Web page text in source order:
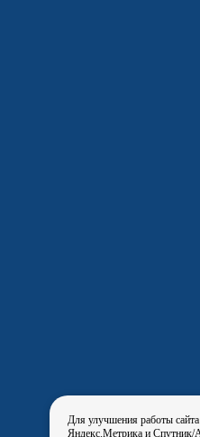
Для улучшения работы
Яндекс.Метрика и Спутник/